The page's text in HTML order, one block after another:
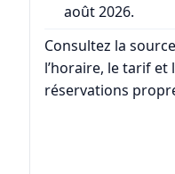
août 2026.
Consultez la
l’horaire, le tarif et
réservations